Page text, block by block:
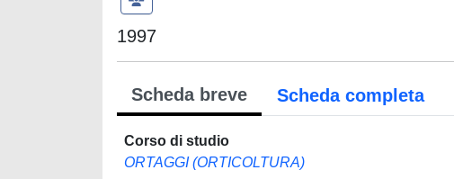
1997
Scheda breve Scheda completa
Corso di studio
ORTAGGI (ORTICOLTURA)